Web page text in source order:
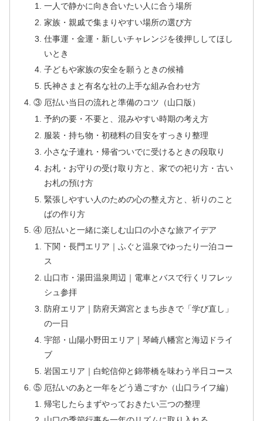
一人で静かに向き合いたい人に合う場所
家族・親戚で集まりやすい場所の選び方
仕事運・金運・新しいチャレンジを後押ししてほし
いとき
子どもや家族の安全を願うときの候補
氏神さまと有名な社の上手な組み合わせ方
③ 厄払い当日の流れと準備のコツ（山口版）
予約の要・不要と、混みやすい時期の考え方
服装・持ち物・初穂料の目安をすっきり整理
小さな子連れ・帰省ついでに受けるときの段取り
お札・お守りの受け取り方と、家での祀り方・古い
お札の預け方
緊張しやすい人のための心の整え方と、祈りのこと
ばの作り方
④ 厄払いと一緒に楽しむ山口の小さな旅アイデア
下関・長門エリア｜ふぐと温泉でゆったり一泊コー
ス
山口市・湯田温泉周辺｜電車とバスで行くリフレッ
シュ参拝
防府エリア｜防府天満宮とまち歩きで「学び直し」
の一日
宇部・山陽小野田エリア｜琴崎八幡宮と海辺ドライ
ブ
岩国エリア｜白蛇信仰と錦帯橋を味わう半日コース
⑤ 厄払いのあと一年をどう過ごすか（山口ライフ編）
帰宅したらまずやっておきたい三つの整理